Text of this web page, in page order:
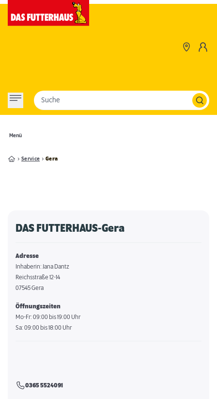
Menü
Suche
Service Gera
DAS FUTTERHAUS-Gera
Adresse
Inhaberin: Jana Dantz
Reichsstraße 12-14
07545 Gera
Öffnungszeiten
Mo-Fr: 09:00 bis 19:00 Uhr
Sa: 09:00 bis 18:00 Uhr
0365 5524091